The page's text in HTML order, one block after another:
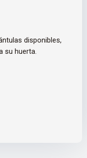
disponibles,
su huerta.